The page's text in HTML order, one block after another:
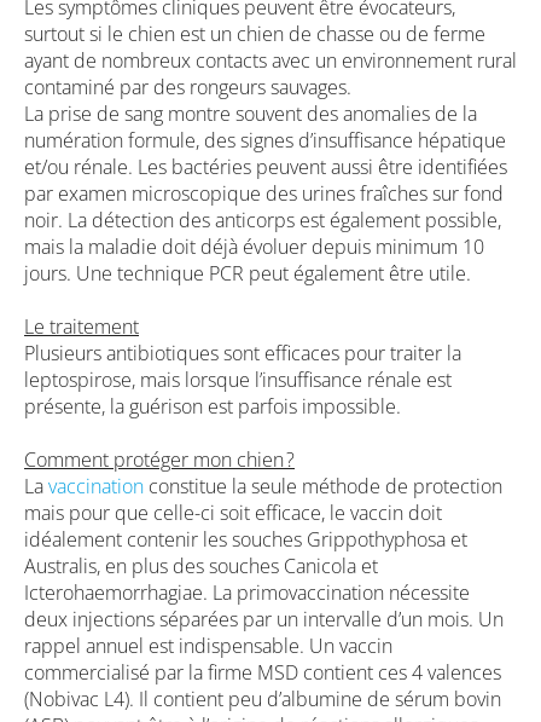
Les symptômes cliniques peuvent être évocateurs,
surtout si le chien est un chien de chasse ou de ferme
ayant de nombreux contacts avec un environnement rural
contaminé par des rongeurs sauvages.
La prise de sang montre souvent des anomalies de la
numération formule, des signes d’insuffisance hépatique
et/ou rénale. Les bactéries peuvent aussi être identifiées
par examen microscopique des urines fraîches sur fond
noir. La détection des anticorps est également possible,
mais la maladie doit déjà évoluer depuis minimum 10
jours. Une technique PCR peut également être utile.
Le traitement
Plusieurs antibiotiques sont efficaces pour traiter la
leptospirose, mais lorsque l’insuffisance rénale est
présente, la guérison est parfois impossible.
Comment protéger mon chien ?
Lavaccination constitue la seule méthode de protection
mais pour que celle-ci soit efficace, le vaccin doit
idéalement contenir les souches Grippothyphosa et
Australis, en plus des souches Canicola et
Icterohaemorrhagiae. La primovaccination nécessite
deux injections séparées par un intervalle d’un mois. Un
rappel annuel est indispensable. Un vaccin
commercialisé par la firme MSD contient ces 4 valences
(Nobivac L4). Il contient peu d’albumine de sérum bovin